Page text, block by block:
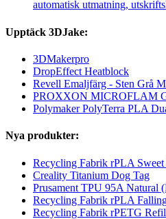
automatisk utmatning,
Upptäck 3DJake:
3DMakerpro
DropEffect Heatblock
Revell Emaljfärg - Sten Grå
PROXXON MICROFLAM
Polymaker PolyTerra PLA
Nya produkter:
Recycling Fabrik rPLA
Creality Titanium Dog Tag
Prusament TPU 95A Natural
Recycling Fabrik rPLA
Recycling Fabrik rPETG